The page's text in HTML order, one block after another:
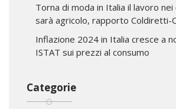
Torna di moda in Italia il lavoro nei
sarà agricolo, rapporto Coldiretti-
Inflazione 2024 in Italia cresce a
ISTAT sui prezzi al consumo
Categorie